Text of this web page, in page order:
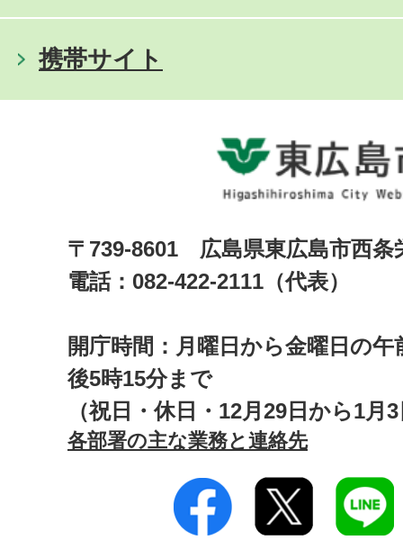
携帯サイト
〒739-8601 広島県東広島市西
電話：082-422-2111（代表）
開庁時間：月曜日から金曜日の午
後5時15分まで
（祝日・休日・12月29日から1月
各部署の主な業務と連絡先